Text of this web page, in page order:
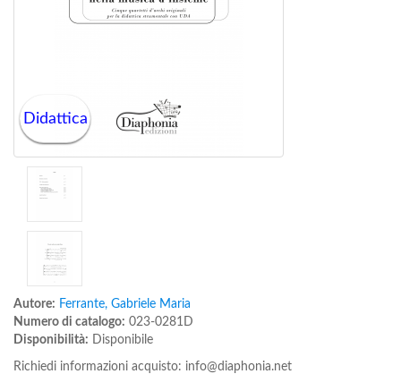
Didattica
Autore: Ferrante, Gabriele Maria
Numero di catalogo: 023-0281D
Disponibilità: Disponibile
Richiedi informazioni acquisto: info@diaphonia.net